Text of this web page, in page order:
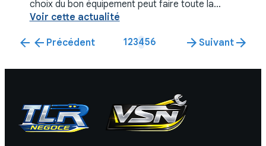
choix du bon équipement peut faire toute la
différence. C'est dans ce contexte que **TLR
Voir cette actualité
Précédent 123456 Suivant